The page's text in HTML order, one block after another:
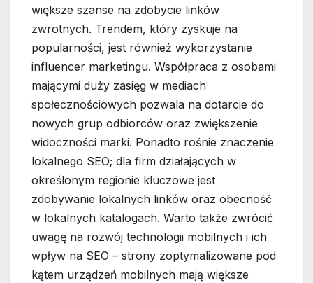
większe szanse na zdobycie linków
zwrotnych. Trendem, który zyskuje na
popularności, jest również wykorzystanie
influencer marketingu. Współpraca z osobami
mającymi duży zasięg w mediach
społecznościowych pozwala na dotarcie do
nowych grup odbiorców oraz zwiększenie
widoczności marki. Ponadto rośnie znaczenie
lokalnego SEO; dla firm działających w
określonym regionie kluczowe jest
zdobywanie lokalnych linków oraz obecność
w lokalnych katalogach. Warto także zwrócić
uwagę na rozwój technologii mobilnych i ich
wpływ na SEO – strony zoptymalizowane pod
kątem urządzeń mobilnych mają większe